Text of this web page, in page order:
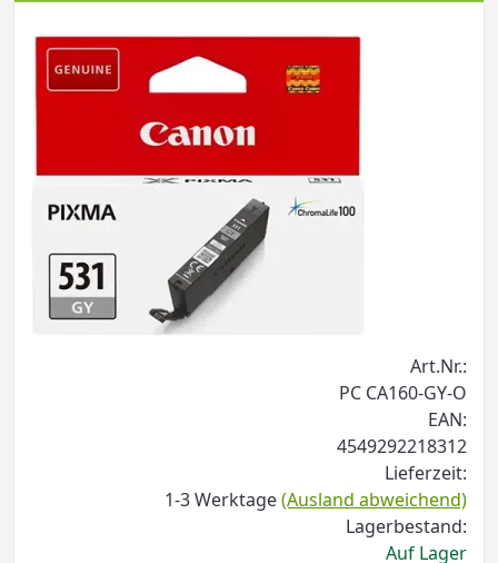
Art.Nr.:
PC CA160-GY-O
EAN:
4549292218312
Lieferzeit:
1-3 Werktage(Ausland abweichend)
Lagerbestand:
Auf Lager